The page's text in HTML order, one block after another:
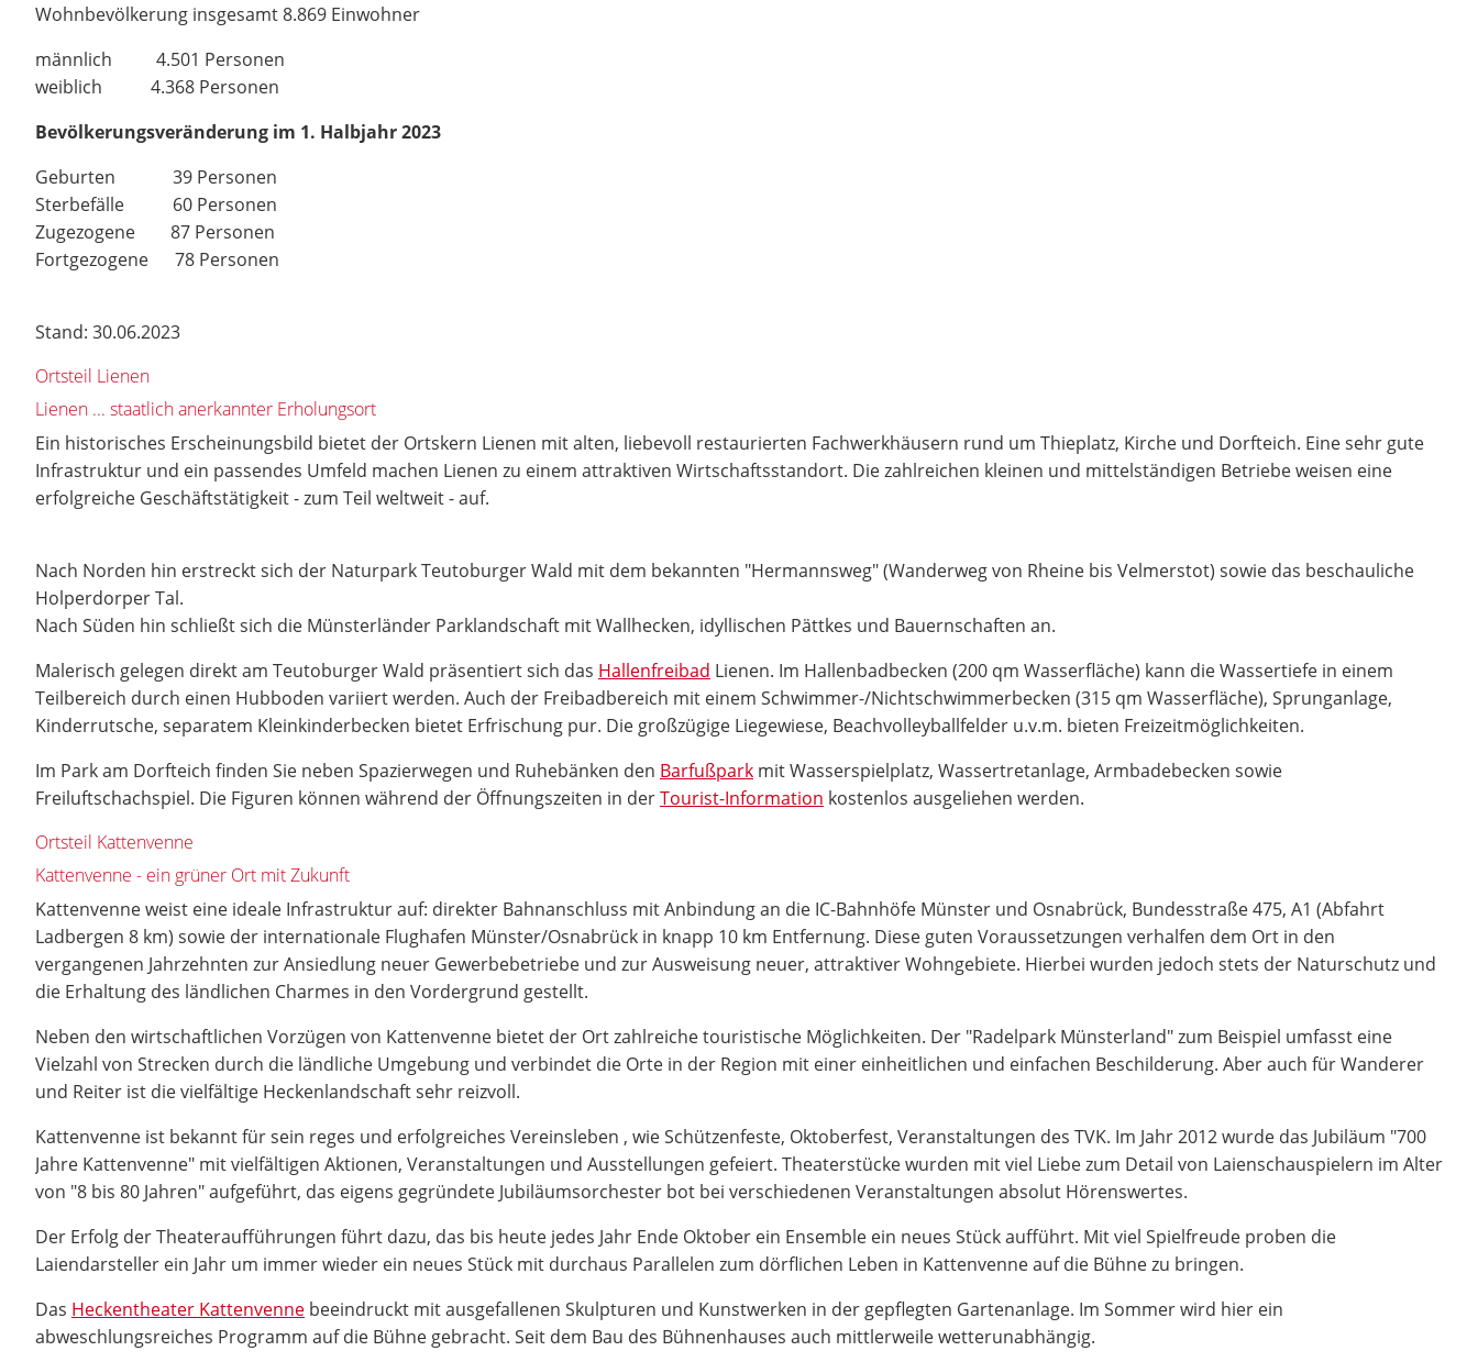
Wohnbevölkerung insgesamt 8.869 Einwohner
männlich 4.501 Personen
weiblich 4.368 Personen
Bevölkerungsveränderung im 1. Halbjahr 2023
Geburten 39 Personen
Sterbefälle 60 Personen
Zugezogene 87 Personen
Fortgezogene 78 Personen
Stand: 30.06.2023
Ortsteil Lienen
Lienen ... staatlich anerkannter Erholungsort
Ein historisches Erscheinungsbild bietet der Ortskern Lienen mit alten, liebevoll restaurierten Fachwerkhäusern rund um Thieplatz, Kirche und Dorfteich. Eine sehr gute
Infrastruktur und ein passendes Umfeld machen Lienen zu einem attraktiven Wirtschaftsstandort. Die zahlreichen kleinen und mittelständigen Betriebe weisen eine
erfolgreiche Geschäftstätigkeit - zum Teil weltweit - auf.
Nach Norden hin erstreckt sich der Naturpark Teutoburger Wald mit dem bekannten "Hermannsweg" (Wanderweg von Rheine bis Velmerstot) sowie das beschauliche
Holperdorper Tal.
Nach Süden hin schließt sich die Münsterländer Parklandschaft mit Wallhecken, idyllischen Pättkes und Bauernschaften an.
Malerisch gelegen direkt am Teutoburger Wald präsentiert sich das Hallenfreibad Lienen. Im Hallenbadbecken (200 qm Wasserfläche) kann die Wassertiefe in einem
Teilbereich durch einen Hubboden variiert werden. Auch der Freibadbereich mit einem Schwimmer-/Nichtschwimmerbecken (315 qm Wasserfläche), Sprunganlage,
Kinderrutsche, separatem Kleinkinderbecken bietet Erfrischung pur. Die großzügige Liegewiese, Beachvolleyballfelder u.v.m. bieten Freizeitmöglichkeiten.
Im Park am Dorfteich finden Sie neben Spazierwegen und Ruhebänken den Barfußpark mit Wasserspielplatz, Wassertretanlage, Armbadebecken sowie
Freiluftschachspiel. Die Figuren können während der Öffnungszeiten in derTourist-Information kostenlos ausgeliehen werden.
Ortsteil Kattenvenne
Kattenvenne - ein grüner Ort mit Zukunft
Kattenvenne weist eine ideale Infrastruktur auf: direkter Bahnanschluss mit Anbindung an die IC-Bahnhöfe Münster und Osnabrück, Bundesstraße 475, A1 (Abfahrt
Ladbergen 8 km) sowie der internationale Flughafen Münster/Osnabrück in knapp 10 km Entfernung. Diese guten Voraussetzungen verhalfen dem Ort in den
vergangenen Jahrzehnten zur Ansiedlung neuer Gewerbebetriebe und zur Ausweisung neuer, attraktiver Wohngebiete. Hierbei wurden jedoch stets der Naturschutz und
die Erhaltung des ländlichen Charmes in den Vordergrund gestellt.
Neben den wirtschaftlichen Vorzügen von Kattenvenne bietet der Ort zahlreiche touristische Möglichkeiten. Der "Radelpark Münsterland" zum Beispiel umfasst eine
Vielzahl von Strecken durch die ländliche Umgebung und verbindet die Orte in der Region mit einer einheitlichen und einfachen Beschilderung. Aber auch für Wanderer
und Reiter ist die vielfältige Heckenlandschaft sehr reizvoll.
Kattenvenne ist bekannt für sein reges und erfolgreiches Vereinsleben , wie Schützenfeste, Oktoberfest, Veranstaltungen des TVK. Im Jahr 2012 wurde das Jubiläum "700
Jahre Kattenvenne" mit vielfältigen Aktionen, Veranstaltungen und Ausstellungen gefeiert. Theaterstücke wurden mit viel Liebe zum Detail von Laienschauspielern im Alter
von "8 bis 80 Jahren" aufgeführt, das eigens gegründete Jubiläumsorchester bot bei verschiedenen Veranstaltungen absolut Hörenswertes.
Der Erfolg der Theateraufführungen führt dazu, das bis heute jedes Jahr Ende Oktober ein Ensemble ein neues Stück aufführt. Mit viel Spielfreude proben die
Laiendarsteller ein Jahr um immer wieder ein neues Stück mit durchaus Parallelen zum dörflichen Leben in Kattenvenne auf die Bühne zu bringen.
Das Heckentheater Kattenvenne beeindruckt mit ausgefallenen Skulpturen und Kunstwerken in der gepflegten Gartenanlage. Im Sommer wird hier ein
abweschlungsreiches Programm auf die Bühne gebracht. Seit dem Bau des Bühnenhauses auch mittlerweile wetterunabhängig.